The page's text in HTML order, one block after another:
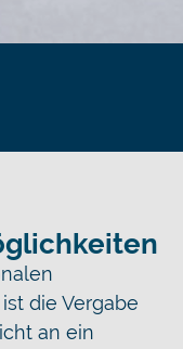
die Vergabe
an ein